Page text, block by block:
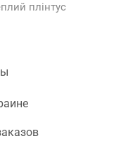
плінтус